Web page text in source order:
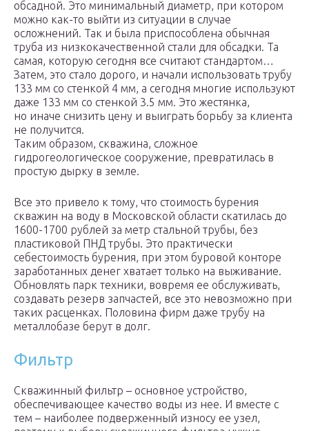
обсадной. Это минимальный диаметр, при котором
можно как-то выйти из ситуации в случае
осложнений. Так и была приспособлена обычная
труба из низкокачественной стали для обсадки. Та
самая, которую сегодня все считают стандартом…
Затем, это стало дорого, и начали использовать трубу
133 мм со стенкой 4 мм, а сегодня многие используют
даже 133 мм со стенкой 3.5 мм. Это жестянка,
но иначе снизить цену и выиграть борьбу за клиента
не получится.
Таким образом, скважина, сложное
гидрогеологическое сооружение, превратилась в
простую дырку в земле.
Все это привело к тому, что стоимость бурения
скважин на воду в Московской области скатилась до
1600-1700 рублей за метр стальной трубы, без
пластиковой ПНД трубы. Это практически
себестоимость бурения, при этом буровой конторе
заработанных денег хватает только на выживание.
Обновлять парк техники, вовремя ее обслуживать,
создавать резерв запчастей, все это невозможно при
таких расценках. Половина фирм даже трубу на
металлобазе берут в долг.
Фильтр
Скважинный фильтр – основное устройство,
обеспечивающее качество воды из нее. И вместе с
тем – наиболее подверженный износу ее узел,